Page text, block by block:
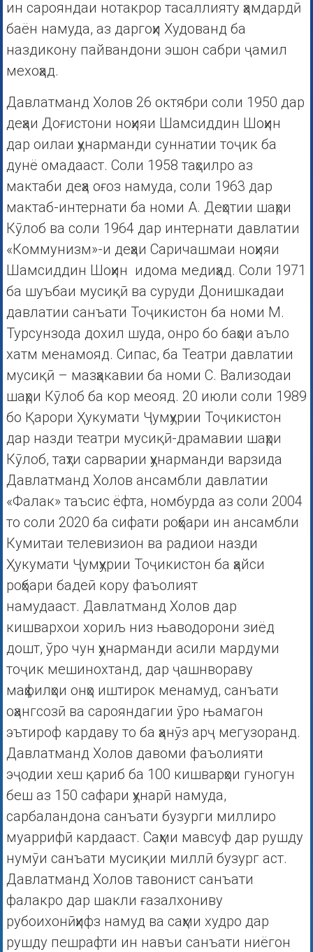
ин сарояндаи нотакрор тасаллияту ҳамдардӣ
баён намуда, аз даргоҳи Худованд ба
наздикону пайвандони эшон сабри ҷамил
Давлатманд Холов 26 октябри соли 1950 дар
деҳаи Доғистони ноҳияи Шамсиддин Шоҳин
дар оилаи ҳунарманди суннатии тоҷик ба
дунё омадааст. Соли 1958 таҳсилро аз
мактаби деҳа оғоз намуда, соли 1963 дар
мактаб-интернати ба номи А. Деҳотии шаҳри
Кӯлоб ва соли 1964 дар интернати давлатии
«Коммунизм»-и деҳаи Саричашмаи ноҳияи
Шамсиддин Шоҳин идома медиҳад. Соли 1971
ба шуъбаи мусиқӣ ва суруди Донишкадаи
давлатии санъати Тоҷикистон ба номи М.
Турсунзода дохил шуда, онро бо баҳои аъло
хатм менамояд. Сипас, ба Театри давлатии
мусиқӣ – мазҳакавии ба номи С. Вализодаи
шаҳри Кӯлоб ба кор меояд. 20 июли соли 1989
бо Қарори Ҳукумати Ҷумҳурии Тоҷикистон
дар назди театри мусиқӣ-драмавии шаҳри
Кӯлоб, таҳти сарварии ҳунарманди варзида
Давлатманд Холов ансамбли давлатии
«Фалак» таъсис ёфта, номбурда аз соли 2004
то соли 2020 ба сифати роҳбари ин ансамбли
Кумитаи телевизион ва радиои назди
Ҳукумати Ҷумҳурии Тоҷикистон ба ҳайси
роҳбари бадеӣ кору фаъолият
намудааст. Давлатманд Холов дар
кишвархои хориљ низ њаводорони зиёд
дошт, ўро чун ҳунарманди асили мардуми
тоҷик мешинохтанд, дар ҷашнвораву
маҳфилҳои онҳо иштирок менамуд, санъати
оҳангсозӣ ва сарояндагии ӯро њамагон
эътироф кардаву то ба ҳанӯз арҷ мегузоранд.
Давлатманд Холов давоми фаъолияти
эҷодии хеш қариб ба 100 кишварҳои гуногун
беш аз 150 сафари ҳунарӣ намуда,
сарбаландона санъати бузурги миллиро
муаррифӣ кардааст. Саҳми мавсуф дар рушду
нумӯи санъати мусиқии миллӣ бузург аст.
Давлатманд Холов тавонист санъати
фалакро дар шакли ғазалхониву
рубоихонӣҳифз намуд ва саҳми худро дар
рушду пешрафти ин навъи санъати ниёгон